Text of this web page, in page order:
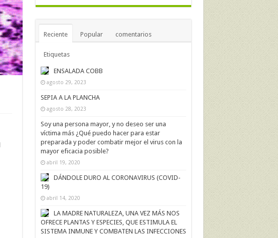
Reciente Popular comentarios
Etiquetas
ENSALADA COBB
agosto 29, 2023
SEPIA A LA PLANCHA
agosto 28, 2023
Soy una persona mayor, y no deseo ser una
víctima más ¿Qué puedo hacer para estar
preparada y poder combatir mejor el virus con la
mayor eficacia posible?
abril 19, 2020
DÁNDOLE DURO AL CORONAVIRUS (COVID-
19)
abril 14, 2020
LA MADRE NATURALEZA, UNA VEZ MÁS NOS
OFRECE PLANTAS Y ESPECIES, QUE ESTIMULA EL
SISTEMA INMUNE Y COMBATEN LAS INFECCIONES